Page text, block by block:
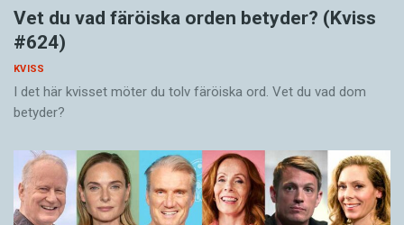
Vet du vad färöiska orden betyder? (Kviss
#624)
KVISS
I det här kvisset möter du tolv färöiska ord. Vet du vad dom
betyder?